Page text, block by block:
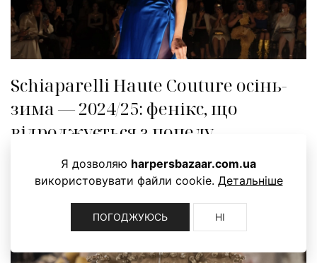
Schiaparelli Haute Couture осінь-
зима — 2024/25: фенікс, що
відроджується з попелу
Я дозволяю harpersbazaar.com.ua
використовувати файли cookie. Детальніше
ПОГОДЖУЮСЬ НІ